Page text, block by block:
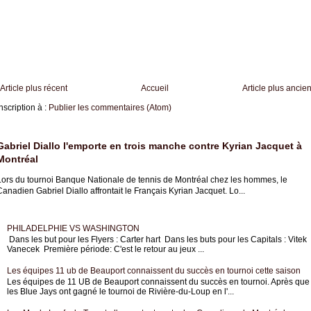
Article plus récent Article plus ancien
Accueil
à : Publier les commentaires (Atom)
Diallo l'emporte en trois manche contre Kyrian Jacquet à
du tournoi Banque Nationale de tennis de Montréal chez les hommes, le
Gabriel Diallo affrontait le Français Kyrian Jacquet. Lo...
PHILADELPHIE VS WASHINGTON
Dans les but pour les Flyers : Carter hart Dans les buts pour les Capitals : Vitek
Vanecek Première période: C'est le retour au jeux ...
Les équipes 11 ub de Beauport connaissent du succès en tournoi cette saison
Les équipes de 11 UB de Beauport connaissent du succès en tournoi. Après que
les Blue Jays ont gagné le tournoi de Rivière-du-Loup en l'...